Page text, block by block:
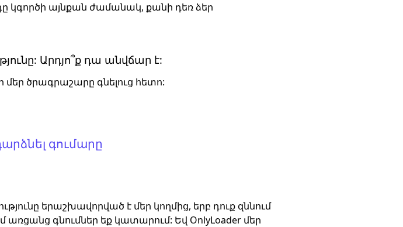
կգործի այնքան ժամանակ, քանի դեռ ձեր
Արդյո՞ք դա անվճար է:
ծրագրաշարը գնելուց հետո:
գումարը
երաշխավորված է մեր կողմից, երբ դուք զննում
գնումներ եք կատարում: Եվ OnlyLoader մեր